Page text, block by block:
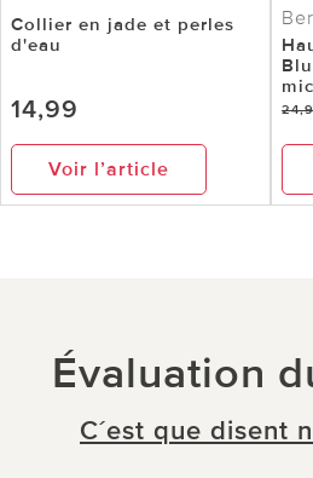
Collier en jade et perles
d'eau
14,99
Voir l’article
Évaluation
C´est que disent